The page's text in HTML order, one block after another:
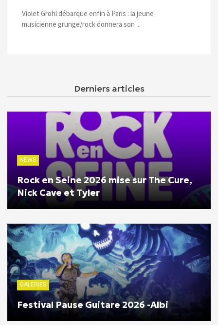
Violet Grohl débarque enfin à Paris : la jeune
musicienne grunge/rock donnera son ...
Derniers articles
NEWS
Rock en Seine 2026 mise sur The Cure,
Nick Cave et Tyler
GALERIES
Festival Pause Guitare 2026 -Albi